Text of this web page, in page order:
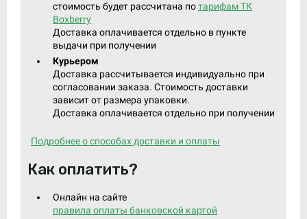
стоимость будет рассчитана потарифам ТК
Boxberry
Доставка оплачивается отдельно в пункте
выдачи при получении
Курьером
Доставка рассчитывается индивидуально при
согласовании заказа. Стоимость доставки
зависит от размера упаковки.
Доставка оплачивается отдельно при получении
Подробнее о способах доставки и оплаты
Как оплатить?
Онлайн на сайте
правила оплаты банковской картой